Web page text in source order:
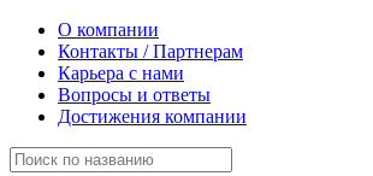
О компании
Контакты / Партнерам
Карьера с нами
Вопросы и ответы
Достижения компании